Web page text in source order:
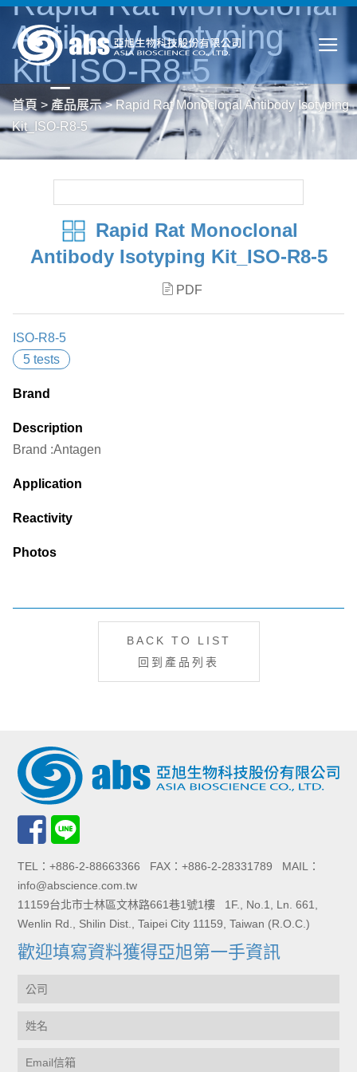
Antibody Isotyping
Kit_ISO-R8-5
首頁 > 產品展示>Rapid Rat Monoclonal Antibody Isotyping
Kit_ISO-R8-5
Rapid Rat Monoclonal
Antibody Isotyping Kit_ISO-R8-5
PDF
ISO-R8-5
5 tests
Brand
Description
Brand :Antagen
Application
Reactivity
Photos
BACK TO LIST
回到產品列表
TEL：+886-2-88663366 FAX：+886-2-28331789 MAIL：
info@abscience.com.tw
11159台北市士林區文林路661巷1號1樓 1F., No.1, Ln. 661,
Wenlin Rd., Shilin Dist., Taipei City 11159, Taiwan (R.O.C.)
歡迎填寫資料獲得亞旭第一手資訊